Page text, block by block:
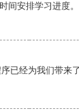
间安排学习进度。
已经为我们带来